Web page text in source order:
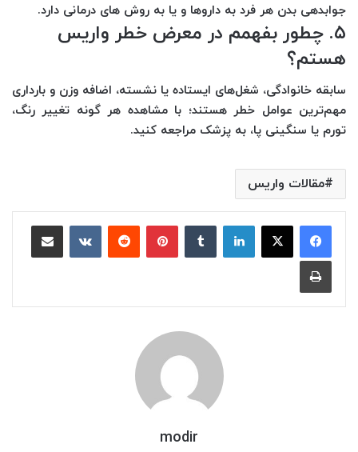
جوابدهی بدن هر فرد به داروها و یا به روش های درمانی دارد.
۵. چطور بفهمم در معرض خطر واریس
هستم؟
سابقه خانوادگی، شغل‌های ایستاده یا نشسته، اضافه وزن و بارداری
مهم‌ترین عوامل خطر هستند؛ با مشاهده هر گونه تغییر رنگ،
تورم یا سنگینی پا، به پزشک مراجعه کنید.
مقالات واریس
لینکدین‫تامبلر ‫پین‌ترست‫رددیت ‫VKontakteاشتراک گذاری از طریق ایمیل
چاپ
modir